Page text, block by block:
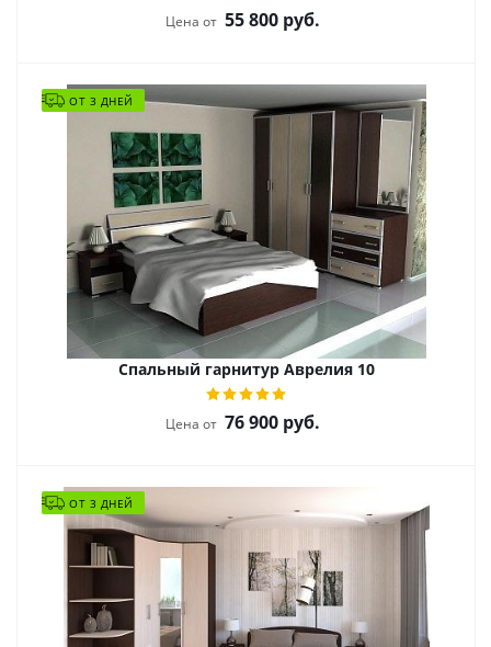
Цена от 55 800 руб.
ОТ 3 ДНЕЙ
Спальный гарнитур Аврелия 10
Цена от 76 900 руб.
ОТ 3 ДНЕЙ